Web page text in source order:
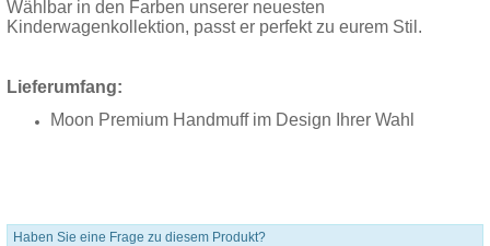
Wählbar in den Farben unserer neuesten
Kinderwagenkollektion, passt er perfekt zu eurem Stil.
Lieferumfang:
Moon Premium Handmuff im Design Ihrer Wahl
Haben Sie eine Frage zu diesem Produkt?